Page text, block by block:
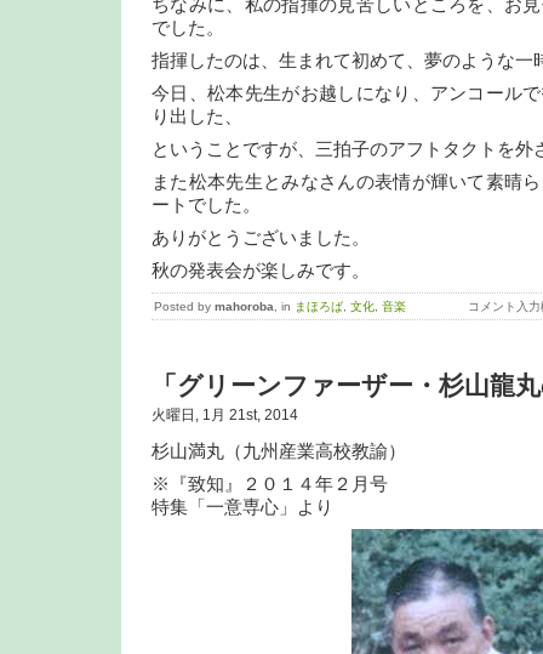
ちなみに、私の指揮の見苦しいところを、お
でした。
指揮したのは、生まれて初めて、夢のような一
今日、松本先生がお越しになり、アンコール
り出した、
ということですが、三拍子のアフトタクトを外
また松本先生とみなさんの表情が輝いて素晴
ートでした。
ありがとうございました。
秋の発表会が楽しみです。
Posted by mahoroba , in まほろば 文化 音楽 コメント入力
「グリーンファーザー・杉山龍
火曜日, 1月 21st, 2014
杉山満丸（九州産業高校教諭）
※『致知』２０１４年２月号
特集「一意専心」より